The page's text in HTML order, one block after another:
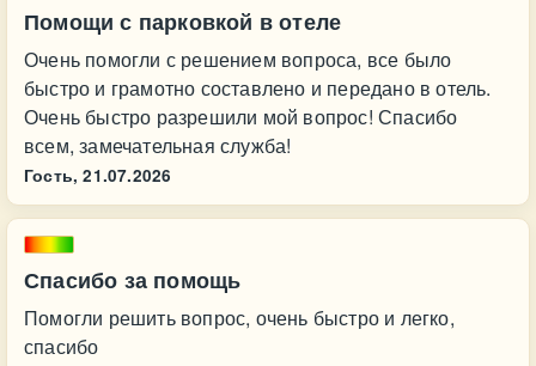
Помощи с парковкой в отеле
Очень помогли с решением вопроса, все было
быстро и грамотно составлено и передано в отель.
Очень быстро разрешили мой вопрос! Спасибо
всем, замечательная служба!
Гость, 21.07.2026
Спасибо за помощь
Помогли решить вопрос, очень быстро и легко,
спасибо